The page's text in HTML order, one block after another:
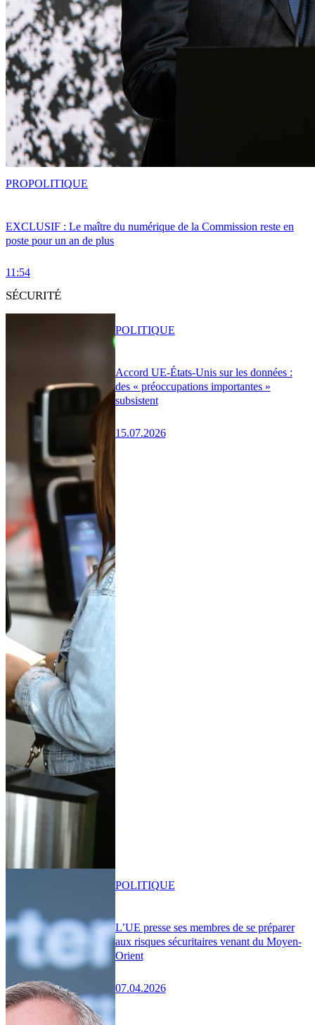
EXCLUSIF : Le maître du numérique de la Commission reste en
poste pour un an de plus
11:54
PROPOLITIQUE
SÉCURITÉ
Accord UE-États-Unis sur les données :
des « préoccupations importantes »
subsistent
15.07.2026
POLITIQUE
L’UE presse ses membres de se préparer
aux risques sécuritaires venant du Moyen-
Orient
07.04.2026
POLITIQUE